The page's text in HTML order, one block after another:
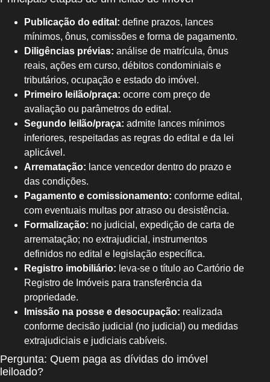
Publicação do edital: define prazos, lances
mínimos, ônus, comissões e forma de pagamento.
Diligências prévias: análise de matrícula, ônus
reais, ações em curso, débitos condominiais e
tributários, ocupação e estado do imóvel.
Primeiro leilão/praça: ocorre com preço de
avaliação ou parâmetros do edital.
Segundo leilão/praça: admite lances mínimos
inferiores, respeitadas as regras do edital e da lei
aplicável.
Arrematação: lance vencedor dentro do prazo e
das condições.
Pagamento e comissionamento: conforme edital,
com eventuais multas por atraso ou desistência.
Formalização: no judicial, expedição de carta de
arrematação; no extrajudicial, instrumentos
definidos no edital e legislação específica.
Registro imobiliário: leva-se o título ao Cartório de
Registro de Imóveis para transferência da
propriedade.
Imissão na posse e desocupação: realizada
conforme decisão judicial (no judicial) ou medidas
extrajudiciais e judiciais cabíveis.
Pergunta: Quem paga as dívidas do imóvel
leiloado?